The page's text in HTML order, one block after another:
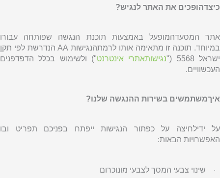
כיצדהופכים את האתר לנגיש?
אתר המסעדהמופעל באמצעות תוכנת הנגשה שפותחה עבורו
במיוחד. תוכנה זו מתאימה אותו לרמתהנגישות AAהנדרשת לפי תקן
ישראל 5568 ("
נגישותאתרי אינטרנט") ולשימוש בכלל הדפדפנים
העכשוויים.
איךמשתמשים בשירות ההנגשה שלנו?
על ידילחיצה על כפתור הנגישות ייפתח בפניכם תפריט ובו
האפשרויות הבאות:
· שינוי צבעי המסך לצבעי מונוכרום